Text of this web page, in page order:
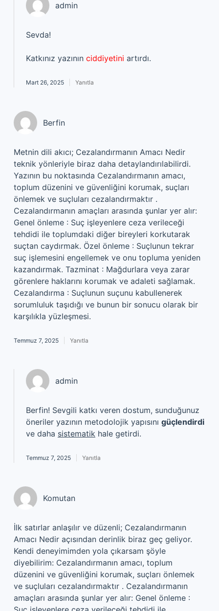
admin
Sevda!
Katkınız yazının ciddiyetini artırdı.
Mart 26, 2025 Yanıtla
Berfin
Metnin dili akıcı; Cezalandırmanın Amacı Nedir
teknik yönleriyle biraz daha detaylandırılabilirdi.
Yazının bu noktasında Cezalandırmanın amacı,
toplum düzenini ve güvenliğini korumak, suçları
önlemek ve suçluları cezalandırmaktır .
Cezalandırmanın amaçları arasında şunlar yer alır:
Genel önleme : Suç işleyenlere ceza verileceği
tehdidi ile toplumdaki diğer bireyleri korkutarak
suçtan caydırmak. Özel önleme : Suçlunun tekrar
suç işlemesini engellemek ve onu topluma yeniden
kazandırmak. Tazminat : Mağdurlara veya zarar
görenlere haklarını korumak ve adaleti sağlamak.
Cezalandırma : Suçlunun suçunu kabullenerek
sorumluluk taşıdığı ve bunun bir sonucu olarak bir
karşılıkla yüzleşmesi.
Temmuz 7, 2025 Yanıtla
admin
Berfin! Sevgili katkı veren dostum, sunduğunuz
öneriler yazının metodolojik yapısını güçlendirdi
ve daha sistematik hale getirdi.
Temmuz 7, 2025 Yanıtla
Komutan
İlk satırlar anlaşılır ve düzenli; Cezalandırmanın
Amacı Nedir açısından derinlik biraz geç geliyor.
Kendi deneyimimden yola çıkarsam şöyle
diyebilirim: Cezalandırmanın amacı, toplum
düzenini ve güvenliğini korumak, suçları önlemek
ve suçluları cezalandırmaktır . Cezalandırmanın
amaçları arasında şunlar yer alır: Genel önleme :